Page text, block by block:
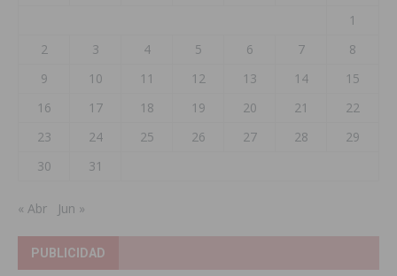
1
2
3 4 5 6 7
8
9
10 11 12 13 14
15
16
17 18 19 20 21
22
23
24 25 26 27 28
29
30
31
« Abr Jun »
PUBLICIDAD